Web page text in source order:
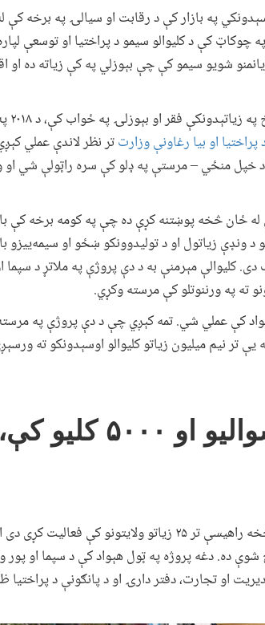
په بازار کې د رقابت او سیالۍ په برخه کې
کې د کلیوالو سیمو د پراختیا او توسعې
شویو سیمو کې چې بېوزلي په کې زیاته ده او
فقر او بېوزلۍ په ځواب کې، د ۲۰۱۸ په اکټوبر میاشت کې
پراختیا او بیا رغاونې وزارتتر نظر لاندې عملي
خپل منځي – مرستې په ډلو کې سره راټولې شي او
له ځان څخه پوښتنه کړې ده چې په کومه برخه کې
زیاتول او د تولیدوونکو ښځو او سیمه‌ییزو
کلیوالې مېرمنې به د دې پروژې په ملاتړ د
ته په ورننوتلو کې مرسته وکړي.
او ۵۰۰۰ کلیو کې، په ټول هېواد کې عملي شي. تمه کېږي چې د دې
تر نیم میلیون زیاتو کلیوالو اوسېدونکو ته
او ۵۰۰۰ کلیو
د ښځو د اقتصادي پیاوړتیا پروژې د خپل کار له پیل څخه راهیسې تر ۲۵
او تجارت، دفتر دارۍ او د پانګونې د پراختیا